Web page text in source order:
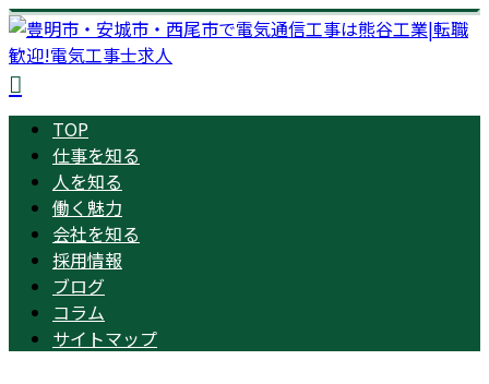
TOP
仕事を知る
人を知る
働く魅力
会社を知る
採用情報
ブログ
コラム
サイトマップ